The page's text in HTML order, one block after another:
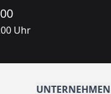
Uhr
UNTERNEHMEN